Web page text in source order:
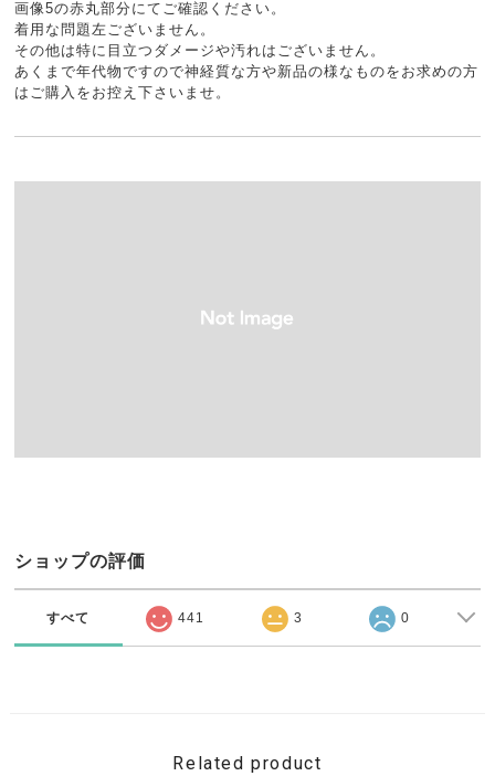
画像5の赤丸部分にてご確認ください。
着用な問題左ございません。
その他は特に目立つダメージや汚れはございません。
あくまで年代物ですので神経質な方や新品の様なものをお求めの方
はご購入をお控え下さいませ。
ショップの評価
すべて 441 3 0
Related product